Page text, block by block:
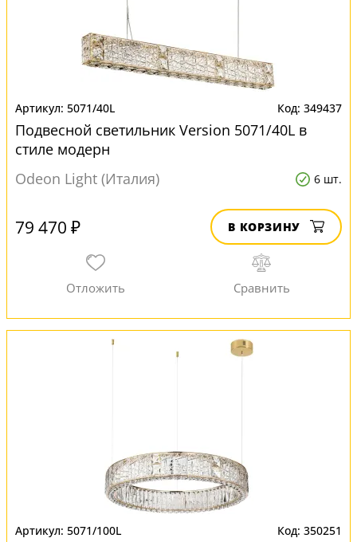
5071/40L 349437
Подвесной светильник Version 5071/40L в
стиле модерн
Odeon Light (Италия)
6 шт.
79 470 ₽ В КОРЗИНУ
5071/100L 350251